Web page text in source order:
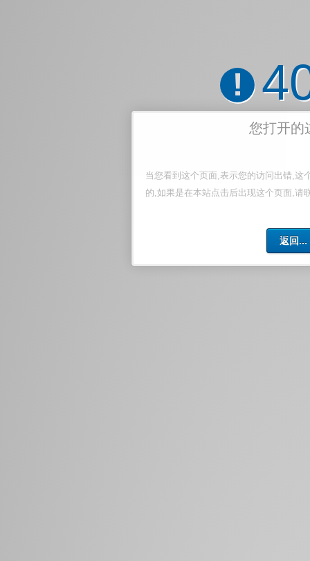
!
您打开的
当您看到这个页面,表示您的访问出错,这
的,如果是在本站点击后出现这个页面,请
返回...